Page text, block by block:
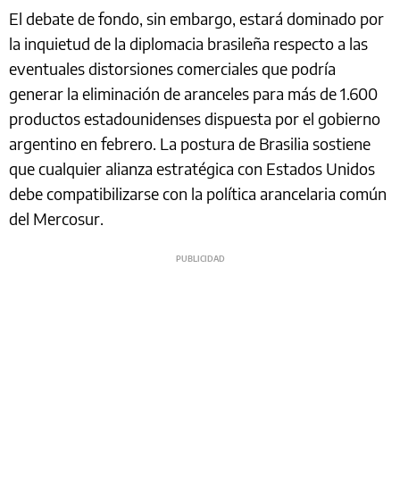
El debate de fondo, sin embargo, estará dominado por
la inquietud de la diplomacia brasileña respecto a las
eventuales distorsiones comerciales que podría
generar la eliminación de aranceles para más de 1.600
productos estadounidenses dispuesta por el gobierno
argentino en febrero. La postura de Brasilia sostiene
que cualquier alianza estratégica con Estados Unidos
debe compatibilizarse con la política arancelaria común
del Mercosur.